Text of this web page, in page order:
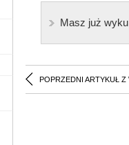
Masz już
POPRZEDNI ARTYKUŁ Z